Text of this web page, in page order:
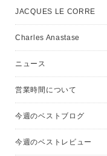
JACQUES LE CORRE
Charles Anastase
ニュース
営業時間について
今週のベストブログ
今週のベストレビュー